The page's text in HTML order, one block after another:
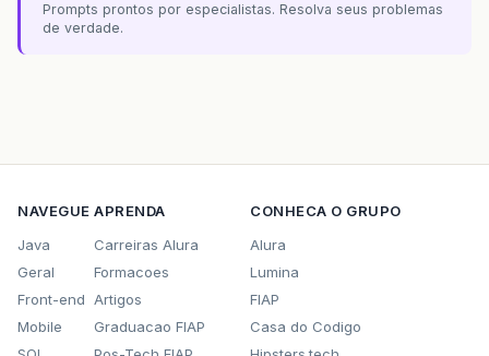
Prompts prontos por especialistas. Resolva seus problemas
de verdade.
NAVEGUE
Java
Geral
Front-end
Mobile
APRENDA
Carreiras Alura
Formacoes
Artigos
Graduacao FIAP
CONHECA O GRUPO
Alura
Lumina
FIAP
Casa do Codigo